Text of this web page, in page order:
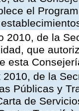
el
2010, de la
que
esta
de la
Públicas y
de